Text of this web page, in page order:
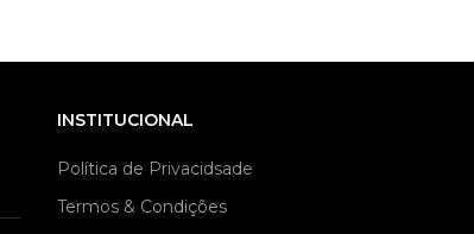
INSTITUCIONAL
Política de Privacidsade
Termos & Condições